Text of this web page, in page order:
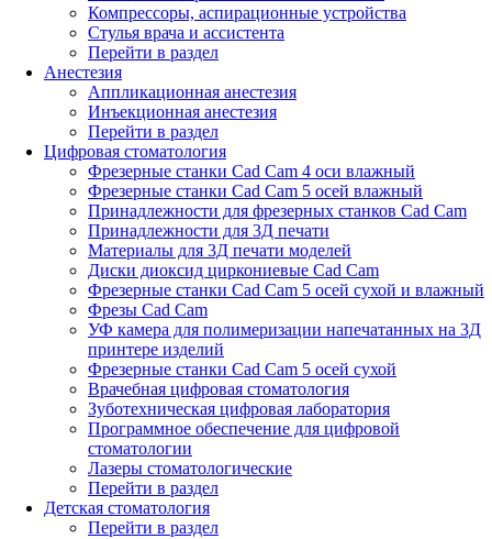
Компрессоры, аспирационные устройства
Стулья врача и ассистента
Перейти в раздел
Анестезия
Аппликационная анестезия
Инъекционная анестезия
Перейти в раздел
Цифровая стоматология
Фрезерные станки Cad Cam 4 оси влажный
Фрезерные станки Cad Cam 5 осей влажный
Принадлежности для фрезерных станков Cad Cam
Принадлежности для 3Д печати
Материалы для 3Д печати моделей
Диски диоксид циркониевые Cad Cam
Фрезерные станки Cad Cam 5 осей сухой и влажный
Фрезы Cad Cam
УФ камера для полимеризации напечатанных на 3Д
принтере изделий
Фрезерные станки Cad Cam 5 осей сухой
Врачебная цифровая стоматология
Зуботехническая цифровая лаборатория
Программное обеспечение для цифровой
стоматологии
Лазеры стоматологические
Перейти в раздел
Детская стоматология
Перейти в раздел